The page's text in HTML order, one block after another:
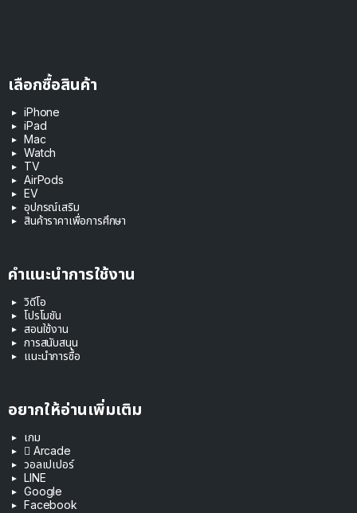
เลือกซื้อสินค้า
iPhone
iPad
Mac
Watch
TV
AirPods
EV
อุปกรณ์เสริม
สินค้าราคาเพื่อการศึกษา
คำแนะนำการใช้งาน
วิดีโอ
โปรโมชัน
สอนใช้งาน
การสนับสนุน
แนะนำการซื้อ
อยากให้อ่านเพิ่มเติม
เกม
 Arcade
วอลเปเปอร์
LINE
Google
Facebook